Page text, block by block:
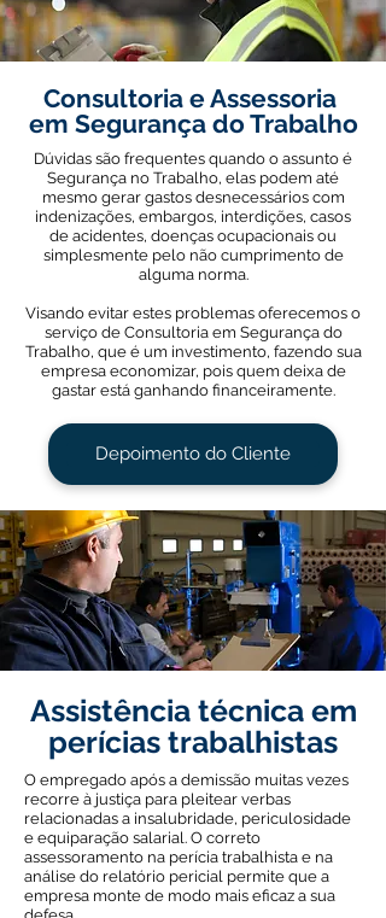
Consultoria e Assessoria
em Segurança do Trabalho
Dúvidas são frequentes quando o assunto é
Segurança no Trabalho, elas podem até
mesmo gerar gastos desnecessários com
indenizações, embargos, interdições, casos
de acidentes, doenças ocupacionais ou
simplesmente pelo nãocumprimento de
alguma norma.
Visando evitar estes problemas oferecemos o
serviço de Consultoria em Segurança do
Trabalho, que é um investimento, fazendo sua
empresa economizar, pois quem deixa de
gastar está ganhando financeiramente.
Depoimento do Cliente
Assistência técnica em
perícias trabalhistas
O empregado após a demissão muitas vezes
recorre à justiça para pleitear verbas
relacionadas a insalubridade, periculosidade
e equiparação salarial. O correto
assessoramento na perícia trabalhista e na
análise do relatório pericial permite que a
empresa monte de modo mais eficaz a sua